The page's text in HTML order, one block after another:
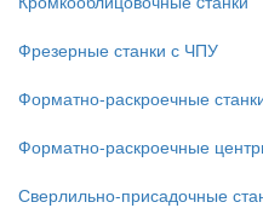
Фрезерные станки с ЧПУ
Форматно-раскроечные
Форматно-раскроечные
Сверлильно-присадочные